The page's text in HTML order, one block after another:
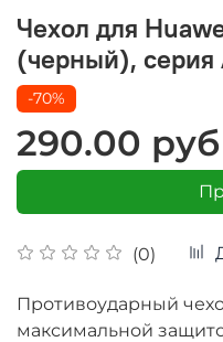
Чехол для
(черный), серия
(0)
-70%
290.00 руб
Противоударный
максимальной